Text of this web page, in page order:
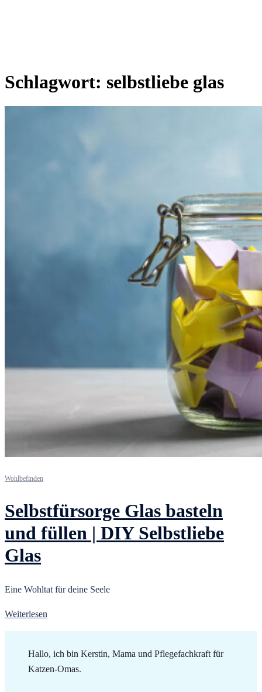
Schlagwort: selbstliebe glas
Wohlbefinden
Selbstfürsorge Glas basteln
und füllen | DIY Selbstliebe
Glas
Eine Wohltat für deine Seele
Weiterlesen
Hallo, ich bin Kerstin, Mama und Pflegefachkraft für
Katzen-Omas.